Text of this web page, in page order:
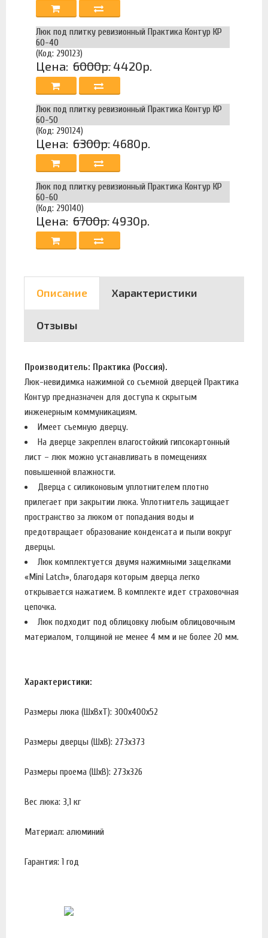
Люк под плитку ревизионный Практика Контур КР
60-40
(Код: 290123)
Цена: 6000р. 4420р.
Люк под плитку ревизионный Практика Контур КР
60-50
(Код: 290124)
Цена: 6300р. 4680р.
Люк под плитку ревизионный Практика Контур КР
60-60
(Код: 290140)
Цена: 6700р. 4930р.
Описание Характеристики
Отзывы
Производитель: Практика (Россия).
Люк-невидимка нажимной со съемной дверцей Практика
Контур предназначен для доступа к скрытым
инженерным коммуникациям.
Имеет съемную дверцу.
На дверце закреплен влагостойкий гипсокартонный
лист – люк можно устанавливать в помещениях
повышенной влажности.
Дверца с силиконовым уплотнителем плотно
прилегает при закрытии люка. Уплотнитель защищает
пространство за люком от попадания воды и
предотвращает образование конденсата и пыли вокруг
дверцы.
Люк комплектуется двумя нажимными защелками
«Mini Latch», благодаря которым дверца легко
открывается нажатием. В комплекте идет страховочная
цепочка.
Люк подходит под облицовку любым облицовочным
материалом, толщиной не менее 4 мм и не более 20 мм.
Характеристики:
Размеры люка (ШхВхТ): 300х400х52
Размеры дверцы (ШхВ): 273х373
Размеры проема (ШхВ): 273х326
Вес люка: 3,1 кг
Материал: алюминий
Гарантия: 1 год